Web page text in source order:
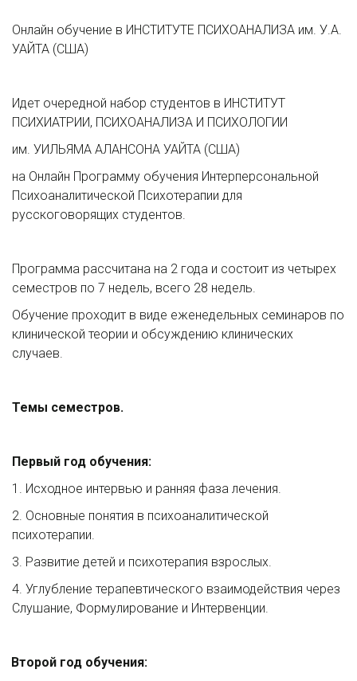
Онлайн обучение в ИНСТИТУТЕ ПСИХОАНАЛИЗА им. У.А.
УАЙТА (США)
Идет очередной набор студентов в ИНСТИТУТ
ПСИХИАТРИИ, ПСИХОАНАЛИЗА И ПСИХОЛОГИИ
им. УИЛЬЯМА АЛАНСОНА УАЙТА (США)
на Онлайн Программу обучения Интерперсональной
Психоаналитической Психотерапии для
русскоговорящих студентов.
Программа рассчитана на 2 года и состоит из четырех
семестров по 7 недель, всего 28 недель.
Обучение проходит в виде еженедельных семинаров по
клинической теории и обсуждению клинических
случаев.
Темы семестров.
Первый год обучения:
1. Исходное интервью и ранняя фаза лечения.
2. Основные понятия в психоаналитической
психотерапии.
3. Развитие детей и психотерапия взрослых.
4. Углубление терапевтического взаимодействия через
Слушание, Формулирование и Интервенции.
Второй год обучения: